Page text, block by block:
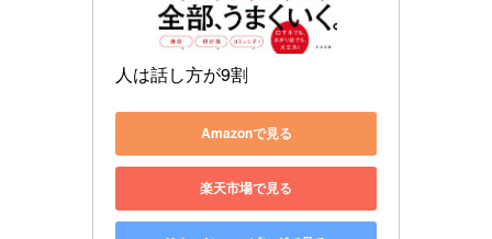
人は話し方が9割
Amazonで見る
楽天市場で見る